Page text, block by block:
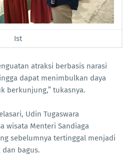
Ist
atraksi berbasis narasi
dapat menimbulkan daya
berkunjung,” tukasnya.
Udin Tugaswara
wisata Menteri Sandiaga
sebelumnya tertinggal menjadi
bagus.